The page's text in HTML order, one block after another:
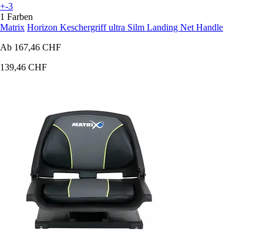
+-3
1 Farben
Matrix Horizon Keschergriff ultra Silm Landing Net Handle
Ab 167,46 CHF
139,46 CHF